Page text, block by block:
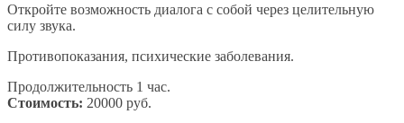
Откройте возможность диалога с собой через целительную
силу звука.
Противопоказания, психические заболевания.
Продолжительность 1 час.
Стоимость: 20000 руб.